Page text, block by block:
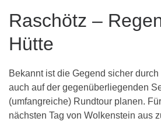
Raschötz –
Hütte
Bekannt ist die Gegend sicher
auch auf der gegenüberliegenden
(umfangreiche) Rundtour planen.
nächsten Tag von Wolkenstein aus